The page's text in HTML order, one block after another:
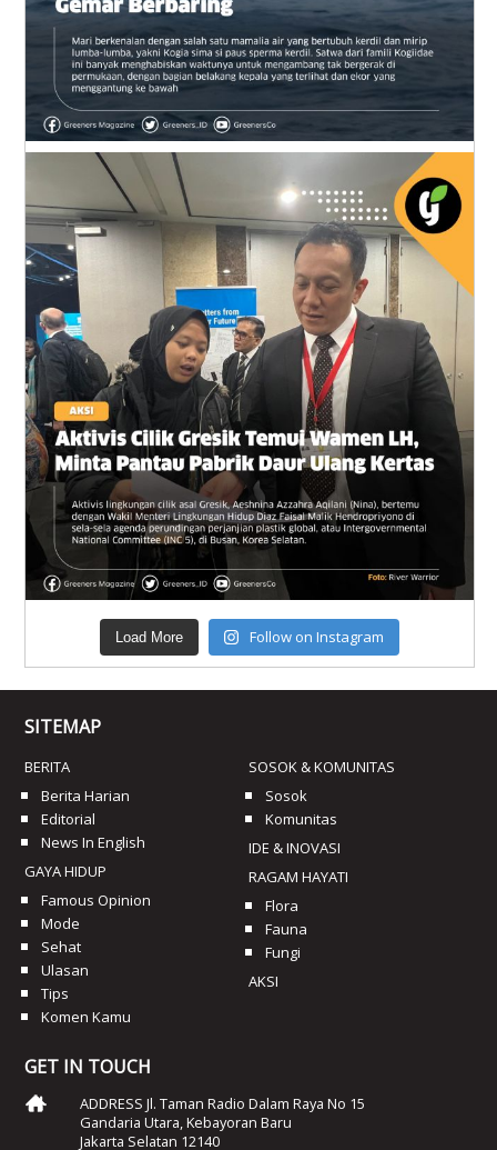
Load More Follow on Instagram
SITEMAP
BERITA
Berita Harian
Editorial
News In English
GAYA HIDUP
Famous Opinion
Mode
Sehat
Ulasan
Tips
Komen Kamu
SOSOK & KOMUNITAS
Sosok
Komunitas
IDE & INOVASI
RAGAM HAYATI
Flora
Fauna
Fungi
AKSI
GET IN TOUCH
ADDRESS Jl. Taman Radio Dalam Raya No 15
Gandaria Utara, Kebayoran Baru
Jakarta Selatan 12140